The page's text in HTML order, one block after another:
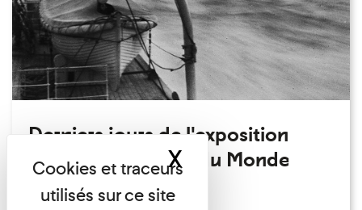
Derniers jours de l'exposition
temporaire Autour du Monde
Exposition temporaire
XMasquer le